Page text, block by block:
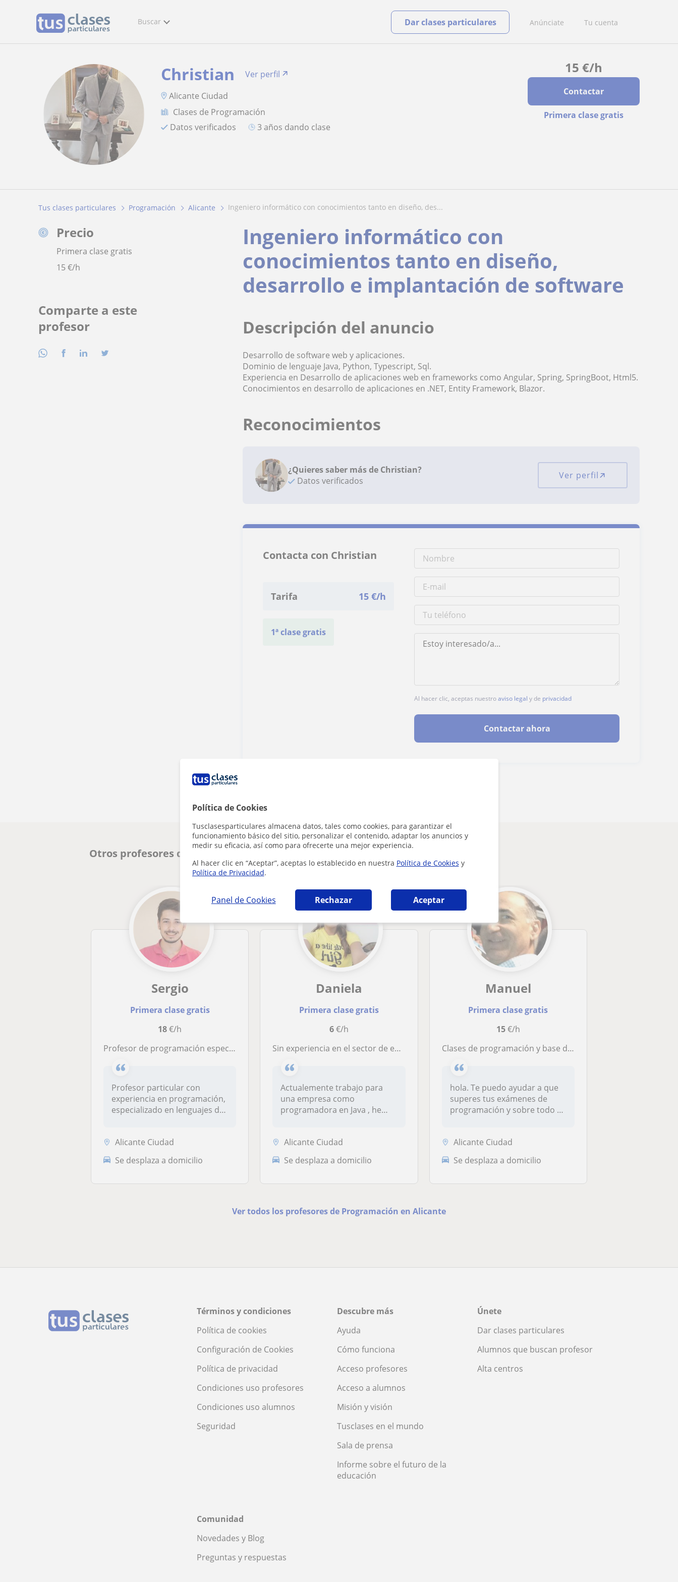
Política de Cookies
Tusclasesparticulares almacena datos, tales como cookies, para garantizar el
funcionamiento básico del sitio, personalizar el contenido, adaptar los anuncios y
medir su eficacia, así como para ofrecerte una mejor experiencia.
Al hacer clic en “Aceptar”, aceptas lo establecido en nuestra Política de Cookies y
Política de Privacidad.
Panel de Cookies Rechazar Aceptar
Buscar Anúnciate Tu cuenta
Dar clases particulares
15 €/h
Contactar
Primera clase gratis
Christian
Ver perfil
Alicante Ciudad
Clases de Programación
Datos verificados
3 años dando clase
Tus clases particulares Programación Alicante ingeniero informático con conocimientos tanto en diseño, des...
Precio
Primera clase gratis
15€/h
Comparte a este
profesor
Ingeniero informático con
conocimientos tanto en diseño,
desarrollo e implantación de software
Descripción del anuncio
Desarrollo de software web y aplicaciones.
Dominio de lenguaje Java, Python, Typescript, Sql.
Experiencia en Desarrollo de aplicaciones web en frameworks como Angular, Spring, SpringBoot, Html5.
Conocimientos en desarrollo de aplicaciones en .NET, Entity Framework, Blazor.
Reconocimientos
¿Quieres saber más de Christian?
Datos verificados
Ver perfil
Contacta con Christian
Tarifa 15 €/h
1ª clase gratis
Al hacer clic, aceptas nuestroaviso legal y de privacidad
Contactar ahora
Otros profesores de Programación en Alicante que pueden interesarte
Sergio
Primera clase gratis
18€/h
Profesor de programación especializado en lenguajes de bajo nivel.
Profesor particular con
experiencia en programación,
especializado en lenguajes de
Alicante Ciudad
Se desplaza a domicilio
Daniela
Primera clase gratis
6€/h
Sin experiencia en el sector de enseñanza
Actualemente trabajo para
una empresa como
programadora en Java , he
Alicante Ciudad
Se desplaza a domicilio
Manuel
Primera clase gratis
15€/h
clases de programación y base de datos
hola. Te puedo ayudar a que
superes tus exámenes de
programación y sobre todo a
Alicante Ciudad
Se desplaza a domicilio
Ver todos los profesores de Programación en Alicante
Términos y condiciones
Política de cookies
Configuración de Cookies
Política de privacidad
Condiciones uso profesores
Condiciones uso alumnos
Seguridad
Descubre más
Ayuda
Cómo funciona
Acceso profesores
Acceso a alumnos
Misión y visión
Tusclases en el mundo
Sala de prensa
Informe sobre el futuro de la
educación
Únete
Dar clases particulares
Alumnos que buscan profesor
Alta centros
Comunidad
Novedades y Blog
Preguntas y respuestas